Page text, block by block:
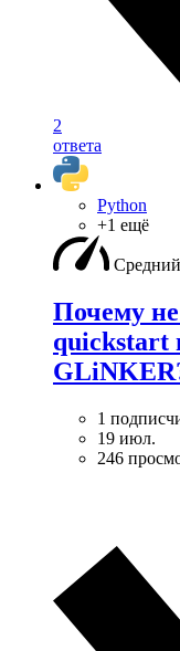
2
ответа
Python
+1 ещё
Средний
Почему
quickstart
1
19 июл.
246